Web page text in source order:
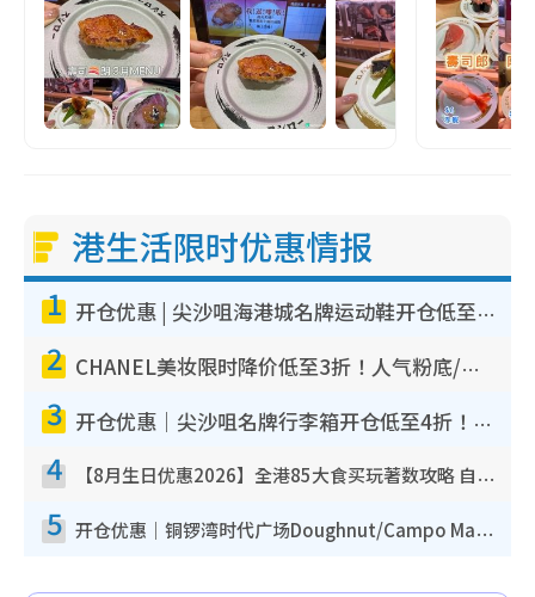
港生活限时优惠情报
1 开仓优惠 | 尖沙咀海港城名牌运动鞋开仓低至1折！On鞋$899起/Joy&Peace鞋履$98起
2 CHANEL美妆限时降价低至3折！人气粉底/唇膏/精华液低至$275！COCO香水都有平
3 开仓优惠｜尖沙咀名牌行李箱开仓低至4折！一连5日 American Tourister/ace./Hallmark $200起
4 【8月生日优惠2026】全港85大食买玩著数攻略 自助餐/火锅放题同行免费＋诚品/DONKI送现金券
5 开仓优惠｜铜锣湾时代广场Doughnut/Campo Marzio开仓低至1折！背囊、书包、手袋劈价$200起